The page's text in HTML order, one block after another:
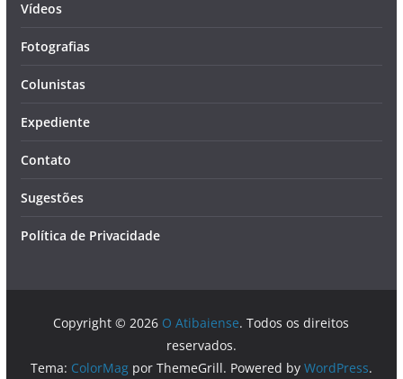
Vídeos
Fotografias
Colunistas
Expediente
Contato
Sugestões
Política de Privacidade
Copyright © 2026 O Atibaiense. Todos os direitos
reservados.
Tema: ColorMagpor ThemeGrill. Powered by WordPress.